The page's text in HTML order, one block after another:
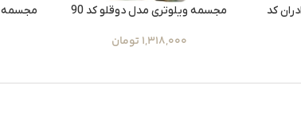
کد
مجسمه ویلوتری مدل دوقلو کد 90
1,318,000 تومان
مجسمه